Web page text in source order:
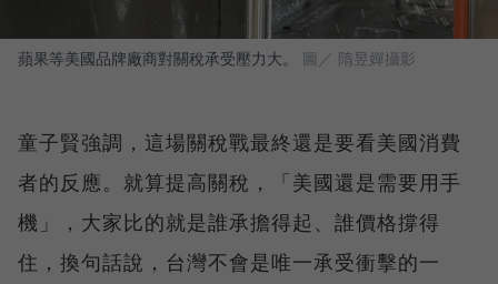
蘋果等美國品牌廠商對關稅承受壓力大。 圖／ 隋昱嬋攝影
童子賢強調，這場關稅戰最終還是要看美國消費
者的反應。就算提高關稅，「美國還是需要用手
機」，大家比的就是誰承擔得起、誰價格撐得
住，換句話說，台灣不會是唯一承受衝擊的一